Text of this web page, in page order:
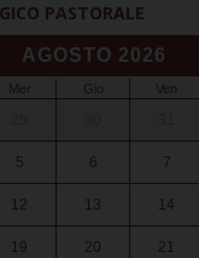
PASTORALE
AGOSTO 2026
Mer Gio Ven
5 6 7
12 13 14
19 20 21